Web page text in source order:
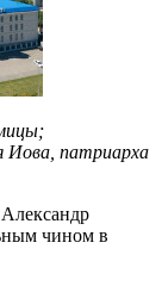
Иова, патриарха
чином в